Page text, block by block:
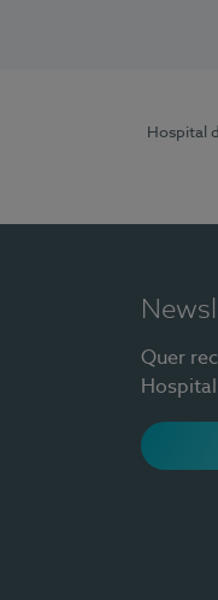
Hospital
Quer